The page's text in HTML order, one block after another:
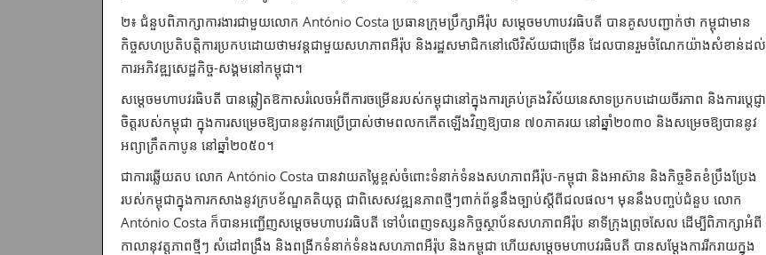
២៖ ជំនួបពិភាក្សាការងារជាមួយលោក António Costa ប្រធានក្រុម​ប្រឹក្សា​អឺរ៉ុប សម្តេចមហាបវរធិបតី បានគូសបញ្ជាក់ថា កម្ពុជាមាន
កិច្ចសហប្រតិបត្តិការ​ប្រកបដោយថាមវន្តជាមួយសហភាពអឺរ៉ុប និងរដ្ឋសមាជិកនៅលើវិស័យ​ជា​ច្រើន ដែលបានរួមចំណែកយ៉ាងសំខាន់ដល់
ការអភិវឌ្ឍសេដ្ឋកិច្ច-សង្គមនៅ​កម្ពុជា។
សម្ដេចមហាបវរធិបតី បានឆ្លៀតឱកាសរំលេចអំពីការចម្រើនរបស់កម្ពុជានៅ​ក្នុង​ការគ្រប់គ្រងវិស័យនេសាទប្រកបដោយចីរភាព និងការប្តេជ្ញា
ចិត្តរបស់កម្ពុជា ក្នុង​ការសម្រេចឱ្យបាននូវការប្រើប្រាស់ថាមពលកកើតឡើងវិញឱ្យបាន ៧០ភាគរយ នៅឆ្នាំ២០៣០ និងសម្រេចឱ្យបាននូវ
អព្យាក្រឹតកាបូន នៅឆ្នាំ២០៥០។
ជាការឆ្លើយ​តប លោក António Costa បានវាយតម្លៃខ្ពស់ចំពោះទំនាក់ទំនងសហភាពអឺរ៉ុប-កម្ពុជា និងអាស៊ាន និងកិច្ចខិតខំប្រឹងប្រែង
របស់កម្ពុជា​ក្នុងការ​កសាងនូវក្របខ័ណ្ឌគតិយុត្ត ជាពិសេសវឌ្ឍនភាពថ្មីៗពាក់ព័ន្ធនឹងច្បាប់ស្តីពីជលផល។ មុននឹងបញ្ចប់ជំនួប លោក
António Costa ក៏បានអញ្ជើញសម្ដេចមហាបវរធិបតី ទៅបំពេញទស្សនកិច្ចស្ថាប័នសហភាពអឺរ៉ុប នាទីក្រុងព្រុចសែល ដើម្បីពិភាក្សាអំពី
កាលានុវត្តភាពថ្មីៗ សំដៅពង្រឹង និងពង្រីកទំនាក់ទំនងសហភាព​អឺរ៉ុប និងកម្ពុជា ហើយសម្តេចមហាបវរធិបតី បានសម្តែងការរីករាយ​ក្នុង